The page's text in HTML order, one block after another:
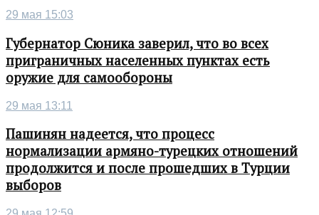
29 мая 15:03
Губернатор Сюника заверил, что во всех
приграничных населенных пунктах есть
оружие для самообороны
29 мая 13:11
Пашинян надеется, что процесс
нормализации армяно-турецких отношений
продолжится и после прошедших в Турции
выборов